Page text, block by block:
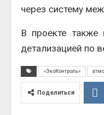
через систему
В проекте также
детализацией по
«ЭкоКонтроль»
Поделиться